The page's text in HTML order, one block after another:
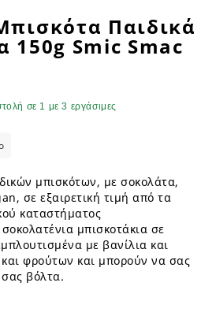
Παιδικά
150g Smic Smac
σε 1 με 3 εργάσιμες
μπισκότων, με σοκολάτα,
σε εξαιρετική τιμή από τα
καταστήματος
μπισκοτάκια σε
με βανίλια και
φρούτων και μπορούν να σας
βόλτα.